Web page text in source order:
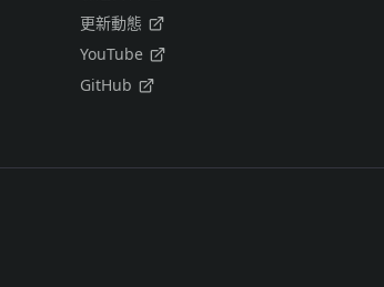
更新動態
YouTube
GitHub